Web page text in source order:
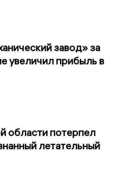
завод» за
увеличил прибыль в
области потерпел
летательный